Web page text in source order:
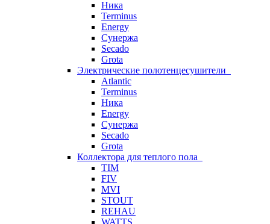
Ника
Terminus
Energy
Сунержа
Secado
Grota
Электрические полотенцесушители
Atlantic
Terminus
Ника
Energy
Сунержа
Secado
Grota
Коллектора для теплого пола
TIM
FIV
MVI
STOUT
REHAU
WATTS